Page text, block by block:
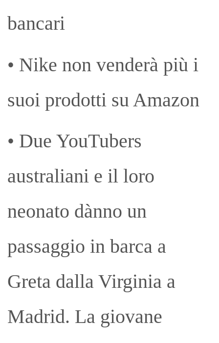
bancari
• Nike non venderà più i
suoi prodotti su Amazon
• Due YouTubers
australiani e il loro
neonato dànno un
passaggio in barca a
Greta dalla Virginia a
Madrid. La giovane